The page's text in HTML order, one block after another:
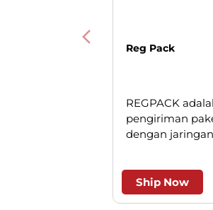
Reg Pack
REGPACK
pengiriman
dengan
andal dan
Ship Now